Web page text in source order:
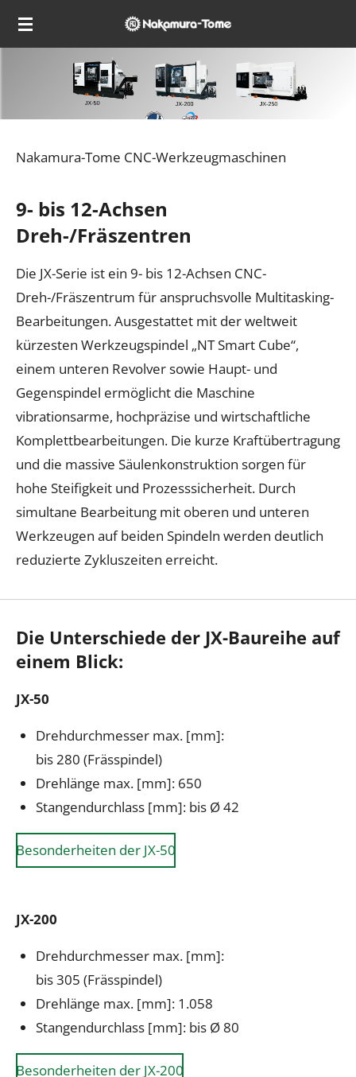
Zum
Nakamura-Tome CNC-Werkzeugmaschinen
9- bis 12-Achsen
Dreh-/Fräszentren
Die JX-Serie ist ein 9- bis 12-Achsen CNC-
Dreh-/Fräszentrum für anspruchsvolle Multitasking-
Bearbeitungen. Ausgestattet mit der weltweit
kürzesten Werkzeugspindel „NT Smart Cube“,
einem unteren Revolver sowie Haupt- und
Gegenspindel ermöglicht die Maschine
vibrationsarme, hochpräzise und wirtschaftliche
Komplettbearbeitungen. Die kurze Kraftübertragung
und die massive Säulenkonstruktion sorgen für
hohe Steifigkeit und Prozesssicherheit. Durch
simultane Bearbeitung mit oberen und unteren
Werkzeugen auf beiden Spindeln werden deutlich
reduzierte Zykluszeiten erreicht.
Die Unterschiede der JX-Baureihe auf
einem Blick:
JX-50
Drehdurchmesser max. [mm]:
bis 280 (Frässpindel)
Drehlänge max. [mm]: 650
Stangendurchlass [mm]: bis Ø 42
Besonderheiten der JX-50
JX-200
Drehdurchmesser max. [mm]:
bis 305 (Frässpindel)
Drehlänge max. [mm]: 1.058
Stangendurchlass [mm]: bis Ø 80
Besonderheiten der JX-200